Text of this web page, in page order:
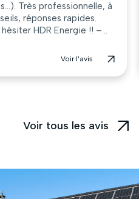
Très professionnelle, à
réponses rapides.
HDR Energie !! –...
Voir l'avis
Voir tous les avis